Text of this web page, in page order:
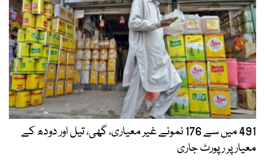
491 میں سے 176 نمونے غیر معیاری، گھی، تیل اور دودھ کے
معیار پر رپورٹ جاری